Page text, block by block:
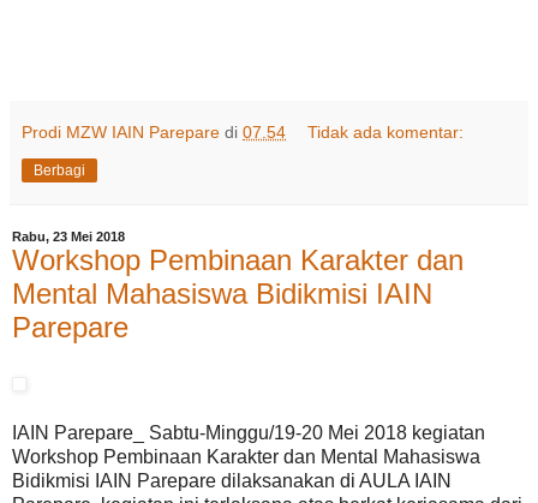
Prodi MZW IAIN Parepare di 07.54 Tidak ada komentar:
Berbagi
Rabu, 23 Mei 2018
Workshop Pembinaan Karakter dan
Mental Mahasiswa Bidikmisi IAIN
Parepare
IAIN Parepare_ Sabtu-Minggu/19-20 Mei 2018 kegiatan
Workshop Pembinaan Karakter dan Mental Mahasiswa
Bidikmisi IAIN Parepare dilaksanakan di AULA IAIN